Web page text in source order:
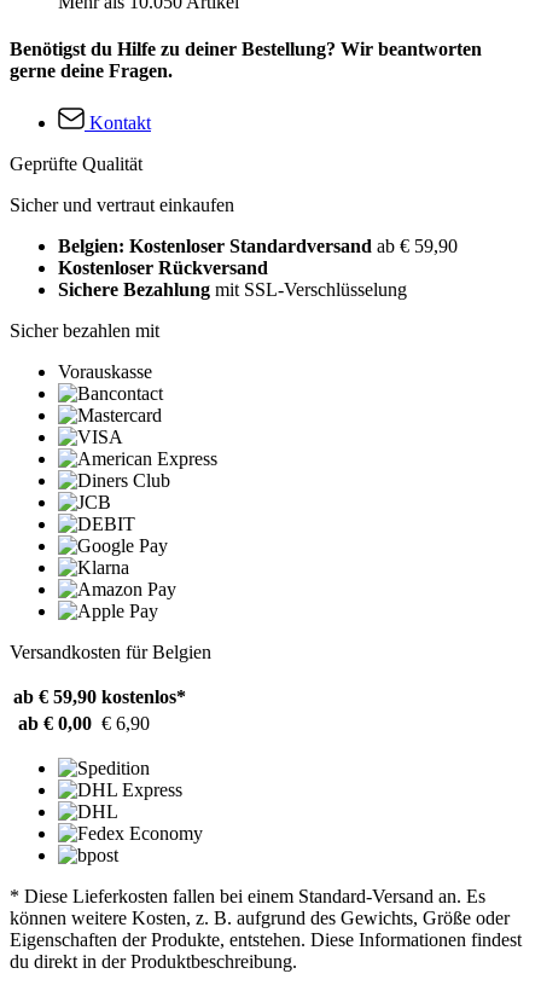
Benötigst du Hilfe zu deiner Bestellung? Wir beantworten
gerne deine Fragen.
Kontakt
Geprüfte Qualität
Sicher und vertraut einkaufen
Belgien: Kostenloser Standardversand ab € 59,90
Kostenloser Rückversand
Sichere Bezahlung mit SSL-Verschlüsselung
Sicher bezahlen mit
Vorauskasse
Versandkosten für Belgien
ab € 59,90 kostenlos*
ab € 0,00 € 6,90
* Diese Lieferkosten fallen bei einem Standard-Versand an. Es
können weitere Kosten, z. B. aufgrund des Gewichts, Größe oder
Eigenschaften der Produkte, entstehen. Diese Informationen findest
du direkt in der Produktbeschreibung.